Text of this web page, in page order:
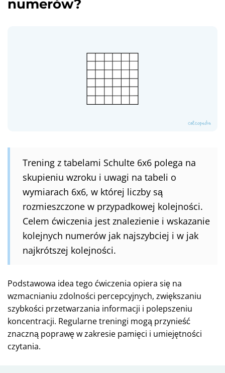
numerów?
Trening z tabelami Schulte 6x6 polega na
skupieniu wzroku i uwagi na tabeli o
wymiarach 6x6, w której liczby są
rozmieszczone w przypadkowej kolejności.
Celem ćwiczenia jest znalezienie i wskazanie
kolejnych numerów jak najszybciej i w jak
najkrótszej kolejności.
Podstawowa idea tego ćwiczenia opiera się na
wzmacnianiu zdolności percepcyjnych, zwiększaniu
szybkości przetwarzania informacji i polepszeniu
koncentracji. Regularne treningi mogą przynieść
znaczną poprawę w zakresie pamięci i umiejętności
czytania.